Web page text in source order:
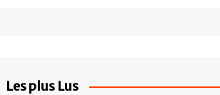
Les plus Lus